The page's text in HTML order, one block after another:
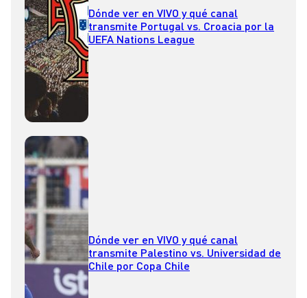
Dónde ver en VIVO y qué canal
transmite Portugal vs. Croacia por la
UEFA Nations League
Dónde ver en VIVO y qué canal
transmite Palestino vs. Universidad de
Chile por Copa Chile